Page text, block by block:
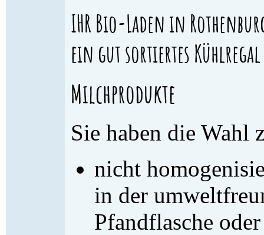
IHR Bio-Laden in
ein gut sortiertes
Milchprodukte
Sie haben die Wahl
nicht
in der
Pfandflasche